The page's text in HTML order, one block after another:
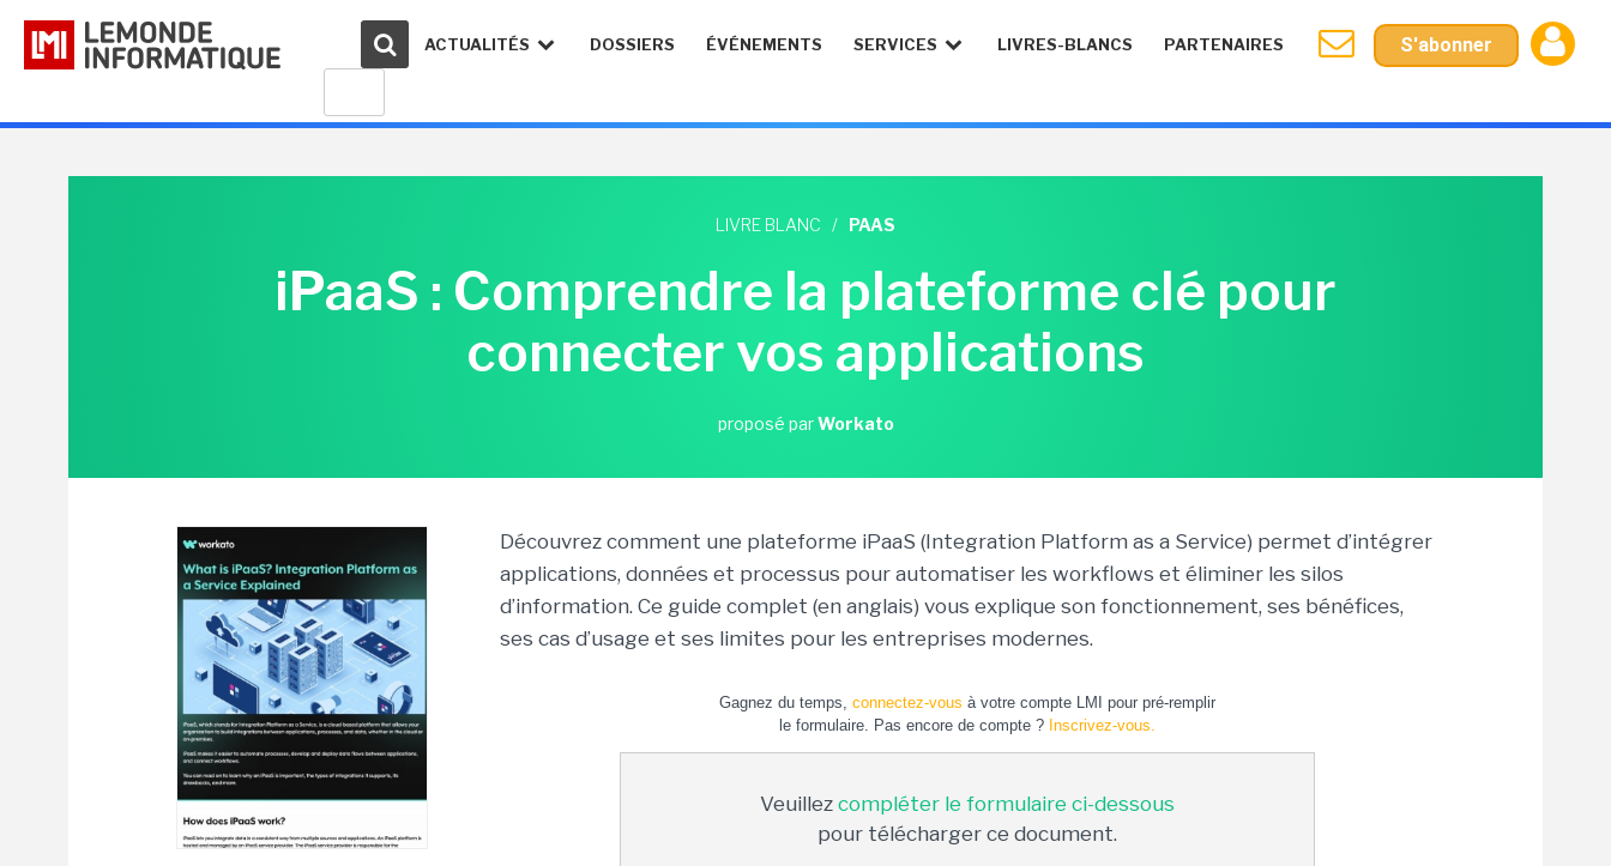
ACTUALITÉS DOSSIERS ÉVÉNEMENTS SERVICES LIVRES-BLANCS PARTENAIRES S'abonner
LIVRE BLANC / PAAS
iPaaS : Comprendre la plateforme clé pour
connecter vos applications
proposé parWorkato
Découvrez comment une plateforme iPaaS (Integration Platform as a Service) permet d’intégrer
applications, données et processus pour automatiser les workflows et éliminer les silos
d’information. Ce guide complet (en anglais) vous explique son fonctionnement, ses bénéfices,
ses cas d’usage et ses limites pour les entreprises modernes.
Gagnez du temps, connectez-vous à votre compte LMI pour pré-remplir
le formulaire. Pas encore de compte ? Inscrivez-vous.
Veuillez compléter le formulaire ci-dessous
pour télécharger ce document.